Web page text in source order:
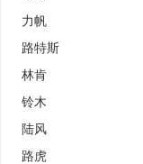
力帆
路特斯
林肯
铃木
陆风
路虎